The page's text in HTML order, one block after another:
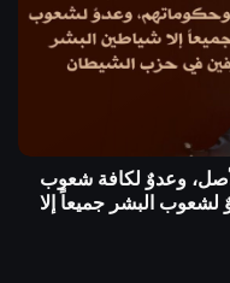
وعدوٌ لكافة شعوب
البشر جميعاً إلا